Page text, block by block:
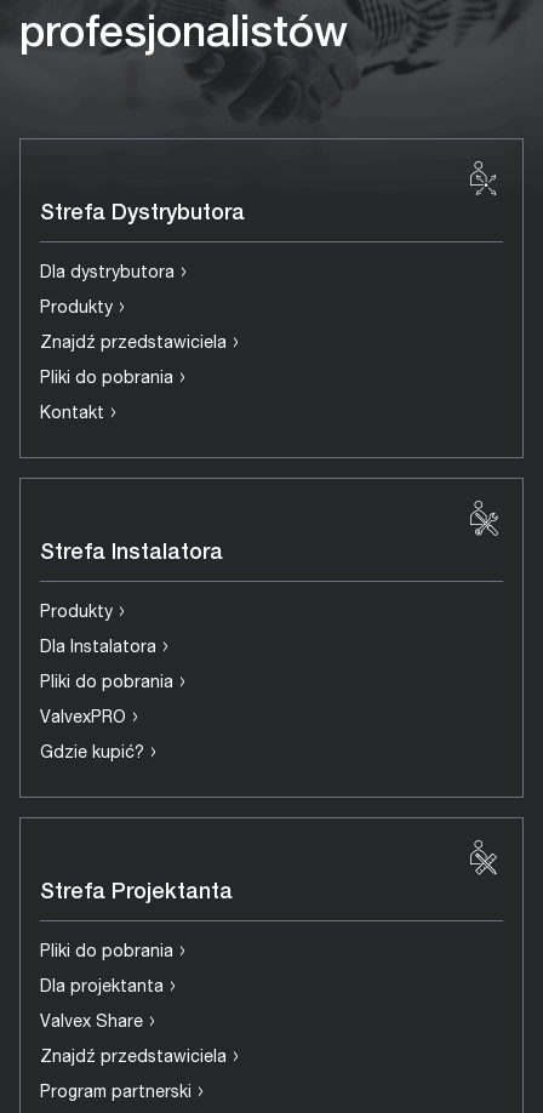
profesjonalistów
Strefa Dystrybutora
Dla dystrybutora ›
Produkty ›
Znajdź przedstawiciela ›
Pliki do pobrania ›
Kontakt ›
Strefa Instalatora
Produkty ›
Dla Instalatora ›
Pliki do pobrania ›
ValvexPRO ›
Gdzie kupić? ›
Strefa Projektanta
Pliki do pobrania ›
Dla projektanta ›
Valvex Share ›
Znajdź przedstawiciela ›
Program partnerski ›